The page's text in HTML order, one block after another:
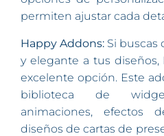
permiten ajustar cada
Happy Addons: Si buscas
y elegante a tus
excelente opción. Este
biblioteca de
animaciones, efectos
diseños de cartas de